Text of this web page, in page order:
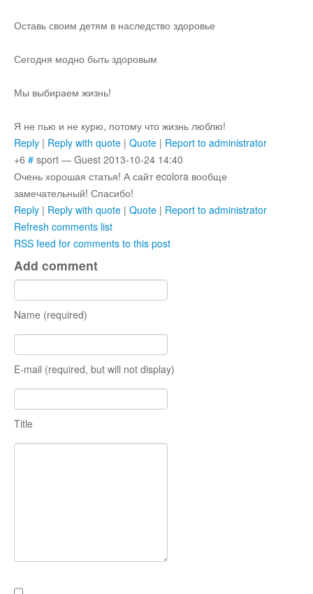
Оставь своим детям в наследство здоровье
Сегодня модно быть здоровым
Мы выбираем жизнь!
Я не пью и не курю, потому что жизнь люблю!
Reply | Reply with quote | Quote | Report to administrator
+6 # sport — Guest 2013-10-24 14:40
Очень хорошая статья! А сайт ecolora вообще
замечательный! Спасибо!
Reply | Reply with quote | Quote | Report to administrator
Refresh comments list
RSS feed for comments to this post
Add comment
Name (required)
E-mail (required, but will not display)
Title